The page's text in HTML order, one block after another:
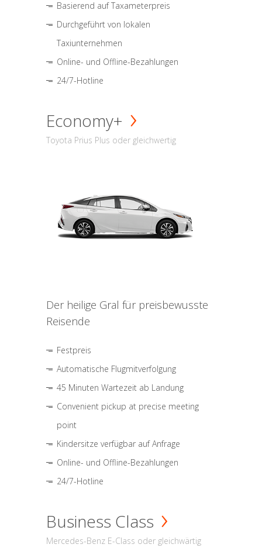
Basierend auf Taxameterpreis
Durchgeführt von lokalen
Taxiunternehmen
Online- und Offline-Bezahlungen
24/7-Hotline
Economy+
Toyota Prius Plus oder gleichwertig
Der heilige Gral für preisbewusste
Reisende
Festpreis
Automatische Flugmitverfolgung
45 Minuten Wartezeit ab Landung
Convenient pickup at precise meeting
point
Kindersitze verfügbar auf Anfrage
Online- und Offline-Bezahlungen
24/7-Hotline
Business Class
Mercedes-Benz E-Class oder gleichwärtig